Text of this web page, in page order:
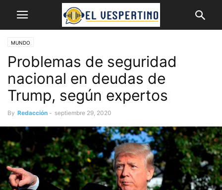
MUNDO
Problemas de seguridad
nacional en deudas de
Trump, según expertos
By Redacción - septiembre 29, 2020